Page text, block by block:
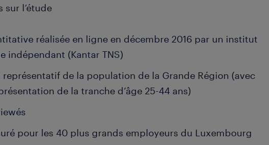
sur l’étude
réalisée en ligne en décembre 2016 par un institut
indépendant (Kantar TNS)
représentatif de la population de la Grande Région (avec
de la tranche d’âge 25-44 ans)
pour les 40 plus grands employeurs du Luxembourg